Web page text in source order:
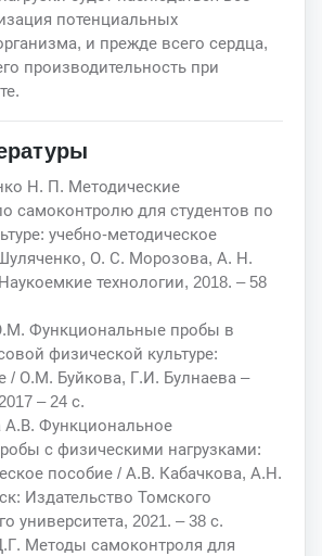
потенциальных
и прежде всего сердца,
производительность при
Н. П. Методические
самоконтролю для студентов по
учебно-методическое
О. С. Морозова, А. Н.
технологии, 2018. – 58
Функциональные пробы в
физической культуре:
/ О.М. Буйкова, Г.И. Булнаева –
– 24 с.
А.В. Функциональное
с физическими нагрузками:
пособие / А.В. Кабачкова, А.Н.
Издательство Томского
университета, 2021. – 38 с.
Методы самоконтроля для